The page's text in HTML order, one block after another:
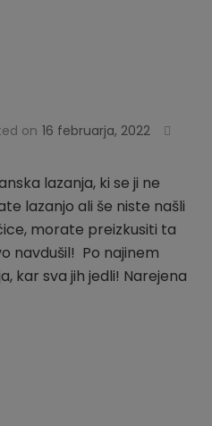
on 16 februarja, 2022
lazanja, ki se ji ne
lazanjo ali še niste našli
morate preizkusiti ta
navdušil! Po najinem
kar sva jih jedli! Narejena